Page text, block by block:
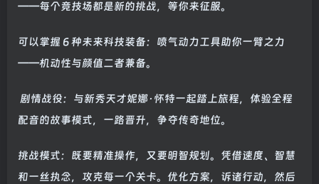
——每个竞技场都是新的挑战，等你来征服。
可以掌握 6 种未来科技装备：喷气动力工具助你一臂之力
——机动性与颜值二者兼备。
剧情战役：与新秀天才妮娜·怀特一起踏上旅程，体验全程
配音的故事模式，一路晋升，争夺传奇地位。
挑战模式：既要精准操作，又要明智规划。凭借速度、智慧
和一丝执念，攻克每一个关卡。优化方案，诉诸行动，然后